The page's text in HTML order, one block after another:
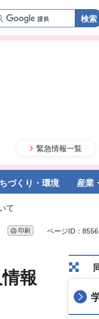
緊急情報一覧
づくり・環境 産業
て
印刷 ページID：8556
報